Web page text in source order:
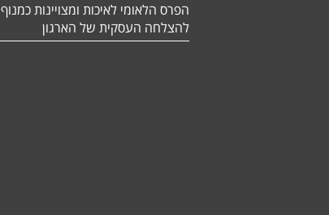
הפרס הלאומי לאיכות ומצויינות כמנוף
להצלחה העסקית של הארגון